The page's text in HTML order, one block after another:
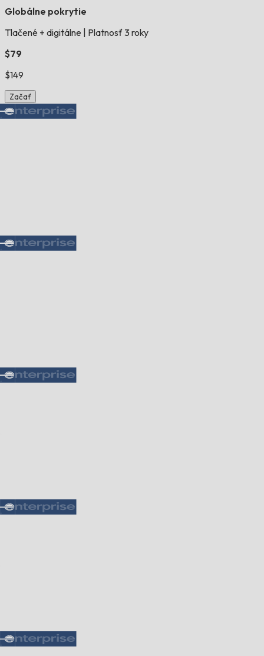
Globálne pokrytie
Tlačené + digitálne
Platnosť 3 roky
$79
$149
Začať